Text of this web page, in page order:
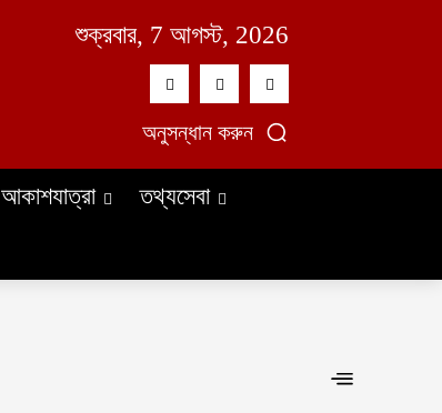
শুক্রবার, 7 আগস্ট, 2026
অনুসন্ধান করুন
আকাশযাত্রা
তথ্যসেবা